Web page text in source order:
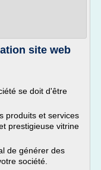
site web
se doit d'être
produits et services
prestigieuse vitrine
de générer des
société.